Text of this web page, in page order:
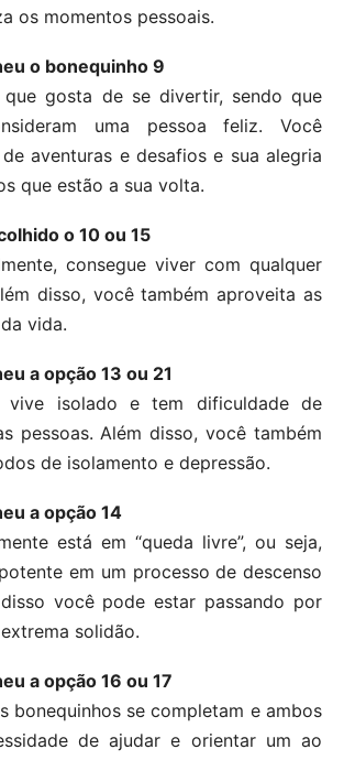
os momentos pessoais.
o bonequinho 9
que gosta de se divertir, sendo que
uma pessoa feliz. Você
aventuras e desafios e sua alegria
que estão a sua volta.
o 10 ou 15
consegue viver com qualquer
disso, você também aproveita as
vida.
a opção 13 ou 21
vive isolado e tem dificuldade de
pessoas. Além disso, você também
de isolamento e depressão.
a opção 14
está em “queda livre”, ou seja,
em um processo de descenso
você pode estar passando por
solidão.
a opção 16 ou 17
bonequinhos se completam e ambos
de ajudar e orientar um ao